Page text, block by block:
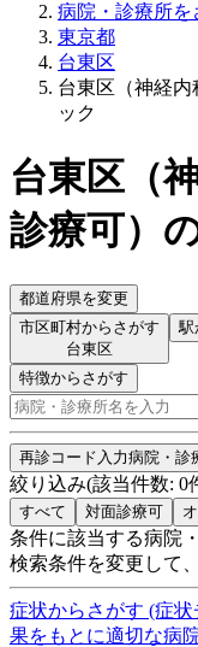
病院・診療所を
東京都
台東区
台東区（神経
ック
台東区 （
診療可）
都道府県を変更
市区町村からさがす
台東区
駅
特徴からさがす
再診コード入力病院・診
絞り込み(該当件数: 0
すべて 対面診療可
条件に該当する病院
検索条件を変更して
症状からさがす (症
果をもとに適切な病